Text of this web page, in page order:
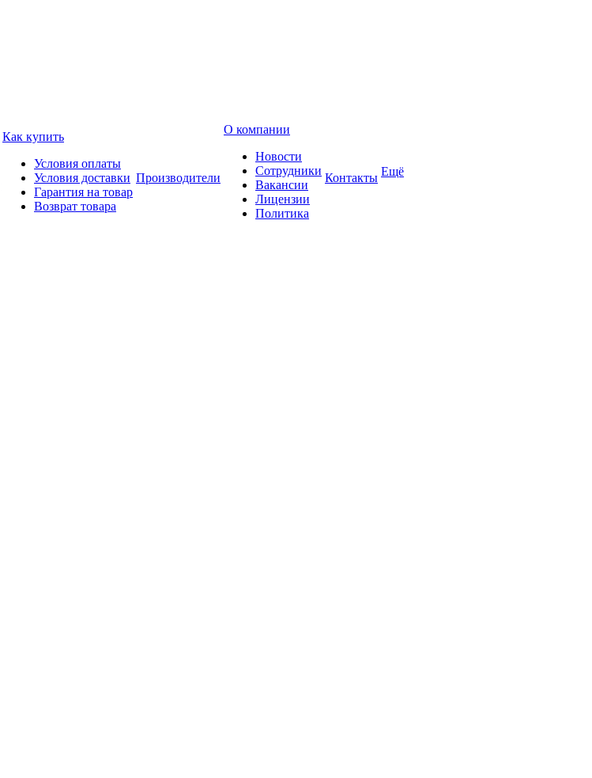
Как купить
Условия оплаты
Условия доставки
Гарантия на товар
Возврат товара
Производители
О компании
Новости
Сотрудники
Вакансии
Лицензии
Политика
Контакты Ещё